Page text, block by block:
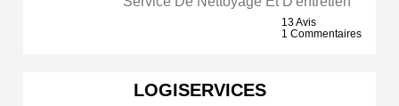
13 Avis
1 Commentaires
LOGISERVICES